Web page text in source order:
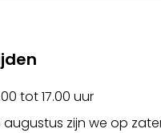
tot 17.00 uur
augustus zijn we op